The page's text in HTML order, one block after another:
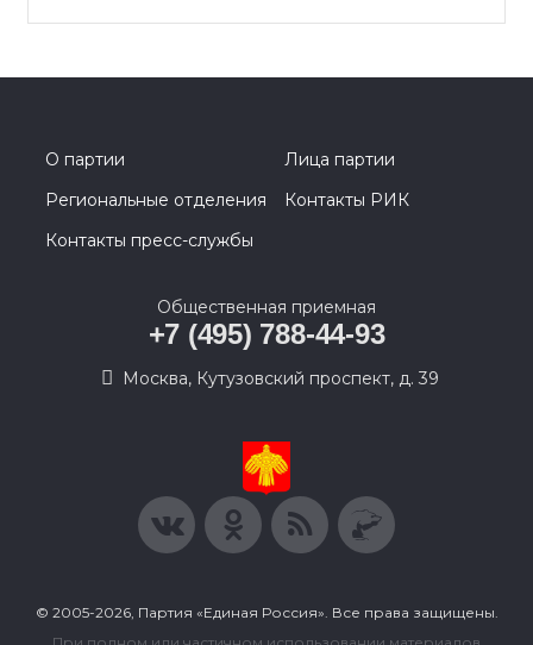
О партии
Лица партии
Региональные отделения
Контакты РИК
Контакты пресс-службы
Общественная приемная
+7 (495) 788-44-93
Москва, Кутузовский проспект, д. 39
© 2005-2026, Партия «Единая Россия». Все права защищены.